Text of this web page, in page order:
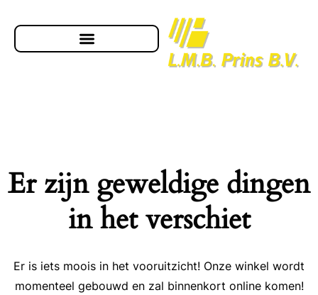
Er zijn geweldige dingen
in het verschiet
Er is iets moois in het vooruitzicht! Onze winkel wordt
momenteel gebouwd en zal binnenkort online komen!